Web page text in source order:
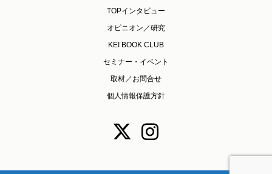
TOPインタビュー
オピニオン／研究
KEI BOOK CLUB
セミナー・イベント
取材／お問合せ
個人情報保護方針